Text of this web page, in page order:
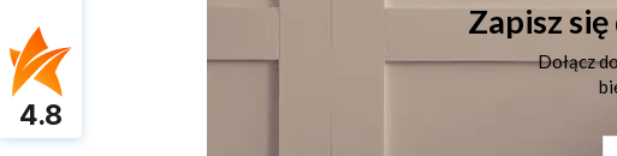
Zapisz
Dołącz
4.8